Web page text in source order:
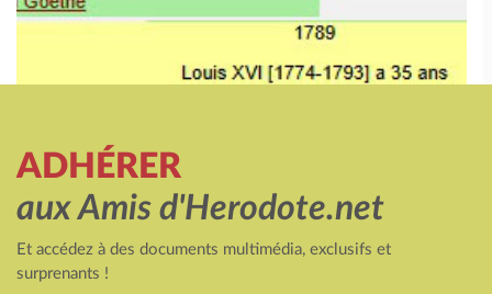
ADHÉRER
aux Amis d'Herodote.net
Et accédez à des documents multimédia, exclusifs et
surprenants !